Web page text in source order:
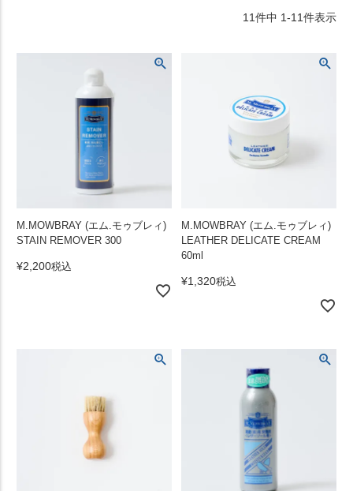
11件中 1-11件表示
M.MOWBRAY (エム.モゥブレィ)
STAIN REMOVER 300
¥2,200税込
M.MOWBRAY (エム.モゥブレィ)
LEATHER DELICATE CREAM
60ml
¥1,320税込